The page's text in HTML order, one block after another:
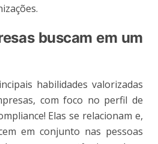
buscam em um
habilidades valorizadas
com foco no perfil de
Elas se relacionam e,
em conjunto nas pessoas